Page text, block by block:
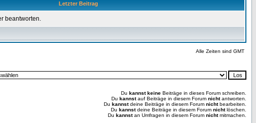
Letzter Beitrag
beantworten.
Alle Zeiten sind GMT
Du kannst keine Beiträge in dieses Forum schreiben.
Du kannstauf Beiträge in diesem Forum nichtantworten.
Du kannstdeine Beiträge in diesem Forum nichtbearbeiten.
Du kannstdeine Beiträge in diesem Forum nichtlöschen.
Du kannstan Umfragen in diesem Forum nichtmitmachen.